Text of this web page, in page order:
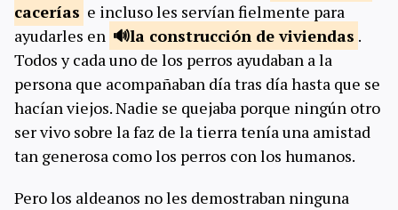
cacerías e incluso les servían fielmente para
ayudarles en
la construcción deviviendas .
Todos y cada uno de los perros ayudaban a la
persona que acompañaban día tras día hasta que se
hacían viejos. Nadie se quejaba porque ningún otro
ser vivo sobre la faz de la tierra tenía una amistad
tan generosa como los perros con los humanos.
Pero los aldeanos no les demostraban ninguna